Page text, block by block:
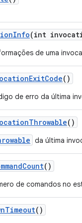
Info(int
de uma
ExitCode()
de erro da última
Throwable()
da última
Count()
de comandos no
Timeout()